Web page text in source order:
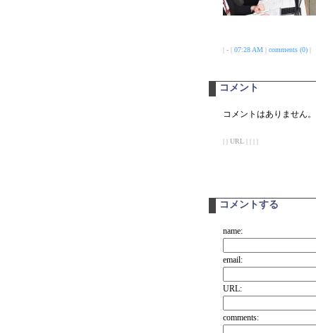
| - | 07:28 AM| comments (0)|
コメント
コメントはありません。
| | URL | | | |
コメントする
name:
email:
URL:
comments: